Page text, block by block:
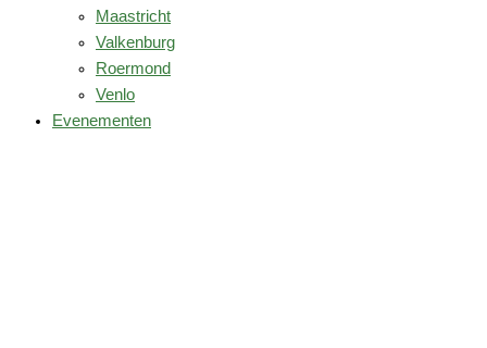
Maastricht
Valkenburg
Roermond
Venlo
Evenementen